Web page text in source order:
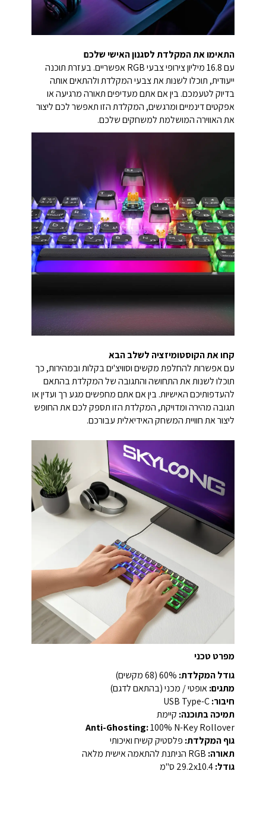
התאימו את המקלדת לסגנון האישי שלכם
עם 16.8 מיליון צירופי צבעי RGB אפשריים. בעזרת תוכנה
ייעודית, תוכלו לשנות את צבעי המקלדת ולהתאים אותה
בדיוק לטעמכם. בין אם אתם מעדיפים תאורה מרגיעה או
אפקטים דינמיים ומרגשים, המקלדת הזו תאפשר לכם ליצור
את האווירה המושלמת למשחקים שלכם.
קחו את הקוסטומיזציה לשלב הבא
עם אפשרות להחלפת מקשים וסוויצ'ים בקלות ובמהירות, כך
תוכלו לשנות את התחושה והתגובה של המקלדת בהתאם
להעדפותיכם האישיות. בין אם אתם מחפשים מגע רך ועדין או
תגובה מהירה ומדויקת, המקלדת הזו תספק לכם את החופש
ליצור את חוויית המשחק האידיאלית עבורכם.
מפרט טכני
גודל המקלדת:
מתגים:אופטי / מכני (בהתאם לדגם)
חיבור:
תמיכה בתוכנה: קיימת
Anti-Ghosting:100% N-Key Rollover
גוף המקלדת: פלסטיק קשיח ואיכותי
תאורה:
גודל: